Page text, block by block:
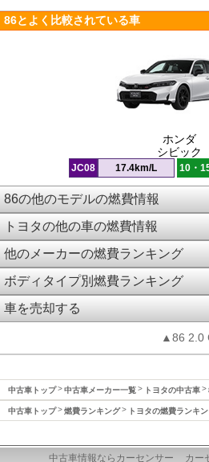
86とよく比較されている車
ホンダ
シビック
JC08 17.4km/L 10・
86の他のモデルの燃費情報
トヨタの他の車の燃費情報
他のメーカーの燃費ランキング
ボディタイプ別燃費ランキング
車を売却する
▲86 2.0
中古車トップ 中古車メーカー一覧 トヨタの中古車
中古車トップ 燃費ランキング トヨタの燃費ランキ
中古車情報ならカーセンサー カー